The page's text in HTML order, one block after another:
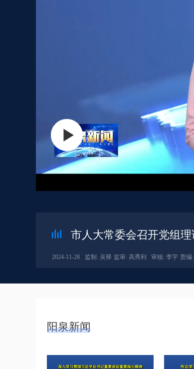
市人大常委会召开党组
2024-11-28 监制: 吴驿 监审: 高秀利 审核: 李宇 责编
阳泉新闻